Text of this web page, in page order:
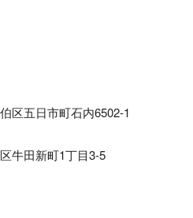
区五日市町石内6502-1
牛田新町1丁目3-5